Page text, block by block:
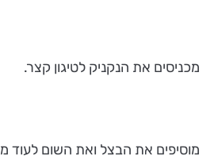
מכניסים את הנקניק לטיגון קצר.
מוסיפים את הבצל ואת השום לעוד